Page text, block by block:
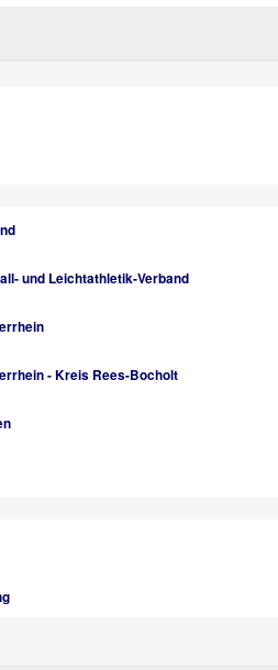
und Leichtathletik-Verband
- Kreis Rees-Bocholt